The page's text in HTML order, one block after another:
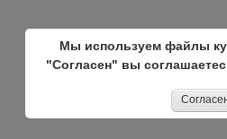
Мы используем файлы
"Согласен" вы